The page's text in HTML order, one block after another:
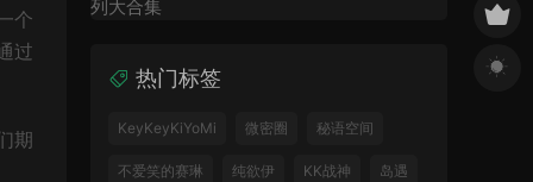
个
过
期
热门标签
KeyKeyKiYoMi 微密圈 秘语空间
不爱笑的赛琳 纯欲伊 KK战神 岛遇